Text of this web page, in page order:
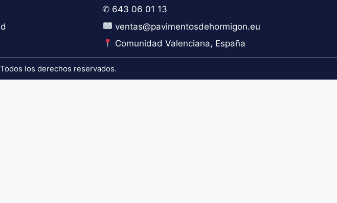
✆ 643 06 01 13
ventas@pavimentosdehormigon.eu
Comunidad Valenciana, España
los derechos reservados.